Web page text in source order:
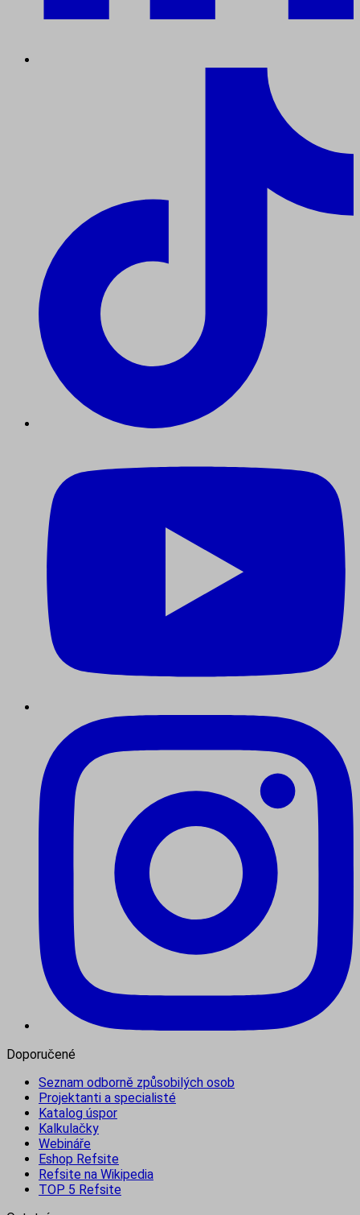
Doporučené
Seznam odborně způsobilých osob
Projektanti a specialisté
Katalog úspor
Kalkulačky
Webináře
Eshop Refsite
Refsite na Wikipedia
TOP 5 Refsite